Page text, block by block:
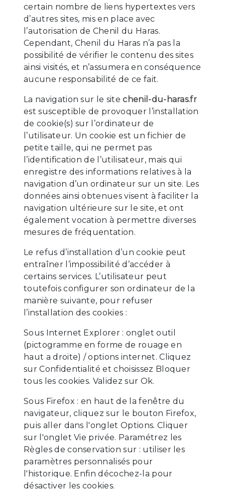
certain nombre de liens hypertextes vers
d’autres sites, mis en place avec
l’autorisation de Chenil du Haras.
Cependant, Chenil du Haras n’a pas la
possibilité de vérifier le contenu des sites
ainsi visités, et n’assumera en conséquence
aucune responsabilité de ce fait.
La navigation sur le sitechenil-du-haras.fr
est susceptible de provoquer l’installation
de cookie(s) sur l’ordinateur de
l’utilisateur. Un cookie est un fichier de
petite taille, qui ne permet pas
l’identification de l’utilisateur, mais qui
enregistre des informations relatives à la
navigation d’un ordinateur sur un site. Les
données ainsi obtenues visent à faciliter la
navigation ultérieure sur le site, et ont
également vocation à permettre diverses
mesures de fréquentation.
Le refus d’installation d’un cookie peut
entraîner l’impossibilité d’accéder à
certains services. L’utilisateur peut
toutefois configurer son ordinateur de la
manière suivante, pour refuser
l’installation des cookies :
Sous Internet Explorer : onglet outil
(pictogramme en forme de rouage en
haut a droite) / options internet. Cliquez
sur Confidentialité et choisissez Bloquer
tous les cookies. Validez sur Ok.
Sous Firefox : en haut de la fenêtre du
navigateur, cliquez sur le bouton Firefox,
puis aller dans l'onglet Options. Cliquer
sur l'onglet Vie privée. Paramétrez les
Règles de conservation sur : utiliser les
paramètres personnalisés pour
l'historique. Enfin décochez-la pour
désactiver les cookies.